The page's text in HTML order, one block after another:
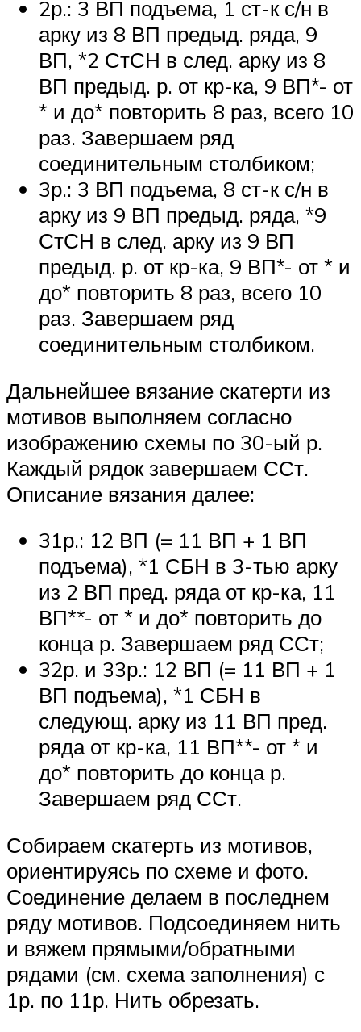
2р.: 3 ВП подъема, 1 ст-к с/н в
арку из 8 ВП предыд. ряда, 9
ВП, *2 СтСН в след. арку из 8
ВП предыд. р. от кр-ка, 9 ВП*- от
* и до* повторить 8 раз, всего 10
раз. Завершаем ряд
соединительным столбиком;
3р.: 3 ВП подъема, 8 ст-к с/н в
арку из 9 ВП предыд. ряда, *9
СтСН в след. арку из 9 ВП
предыд. р. от кр-ка, 9 ВП*- от * и
до* повторить 8 раз, всего 10
раз. Завершаем ряд
соединительным столбиком.
Дальнейшее вязание скатерти из
мотивов выполняем согласно
изображению схемы по 30-ый р.
Каждый рядок завершаем ССт.
Описание вязания далее:
31р.: 12 ВП (= 11 ВП + 1 ВП
подъема), *1 СБН в 3-тью арку
из 2 ВП пред. ряда от кр-ка, 11
ВП**- от * и до* повторить до
конца р. Завершаем ряд ССт;
32р. и 33р.: 12 ВП (= 11 ВП + 1
ВП подъема), *1 СБН в
следующ. арку из 11 ВП пред.
ряда от кр-ка, 11 ВП**- от * и
до* повторить до конца р.
Завершаем ряд ССт.
Собираем скатерть из мотивов,
ориентируясь по схеме и фото.
Соединение делаем в последнем
ряду мотивов. Подсоединяем нить
и вяжем прямыми/обратными
рядами (см. схема заполнения) с
1р. по 11р. Нить обрезать.